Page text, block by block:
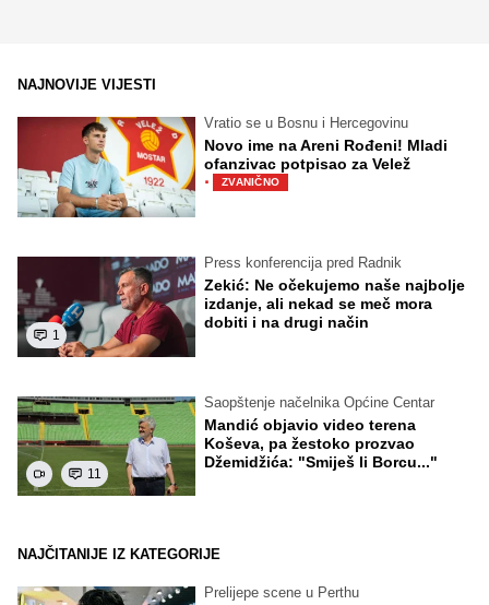
NAJNOVIJE VIJESTI
Vratio se u Bosnu i Hercegovinu
Novo ime na Areni Rođeni! Mladi
ofanzivac potpisao za Velež
· ZVANIČNO
1
Press konferencija pred Radnik
Zekić: Ne očekujemo naše najbolje
izdanje, ali nekad se meč mora
dobiti i na drugi način
11
Saopštenje načelnika Općine Centar
Mandić objavio video terena
Koševa, pa žestoko prozvao
Džemidžića: "Smiješ li Borcu..."
NAJČITANIJE IZ KATEGORIJE
Prelijepe scene u Perthu